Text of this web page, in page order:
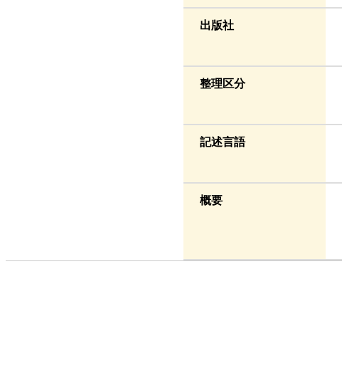
出版社
整理区分
記述言語
概要